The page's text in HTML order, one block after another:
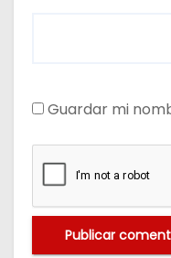
Guardar mi